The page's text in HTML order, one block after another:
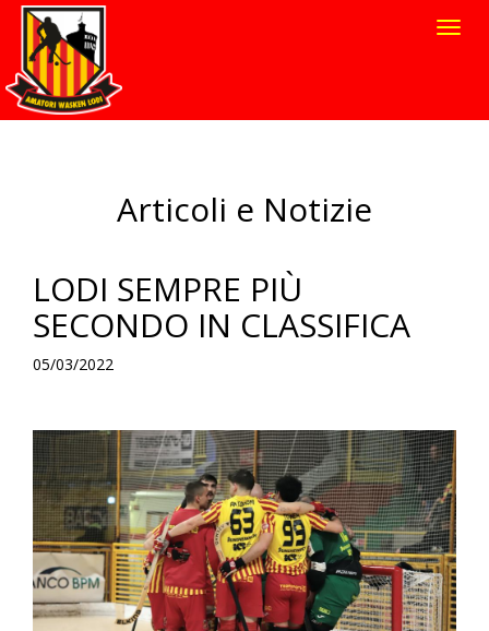
Articoli e Notizie
LODI SEMPRE PIÙ
SECONDO IN CLASSIFICA
05/03/2022